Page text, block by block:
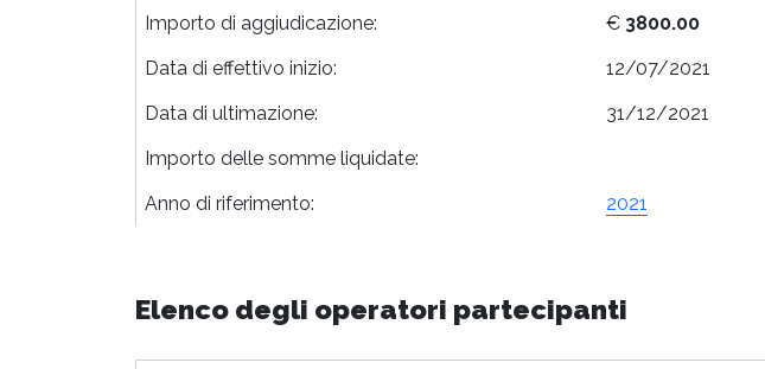
Importo di aggiudicazione:
€ 3800.00
Data di effettivo inizio:
12/07/2021
Data di ultimazione:
31/12/2021
Importo delle somme liquidate:
Anno di riferimento:
2021
Elenco degli operatori partecipanti